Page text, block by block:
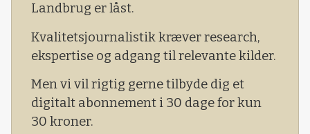
Landbrug er låst.
Kvalitetsjournalistik kræver research,
ekspertise og adgang til relevante kilder.
Men vi vil rigtig gerne tilbyde dig et
digitalt abonnement i 30 dage for kun
30 kroner.